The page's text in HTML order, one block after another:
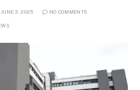
JUNE 3, 2025 NO COMMENTS